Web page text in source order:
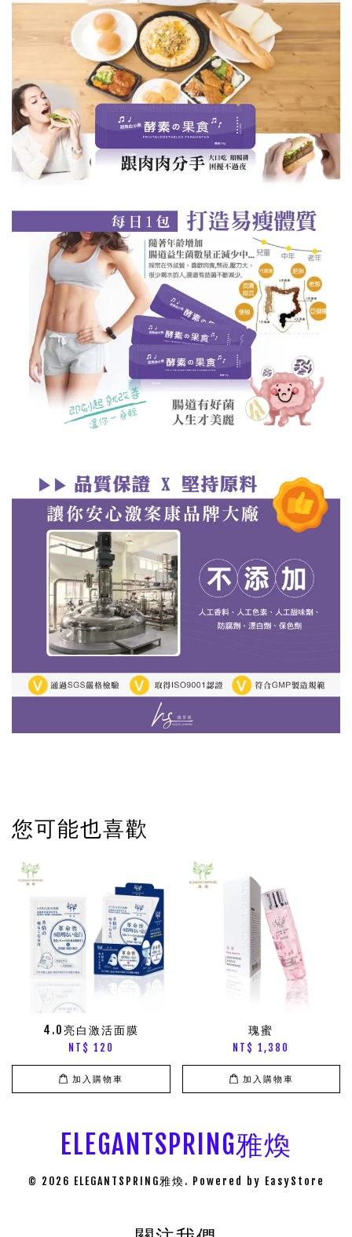
您可能也喜歡
4.0亮白激活面膜
NT$ 120
加入購物車
瑰蜜
NT$ 1,380
加入購物車
ELEGANTSPRING雅煥
© 2026 ELEGANTSPRING雅煥. Powered by EasyStore